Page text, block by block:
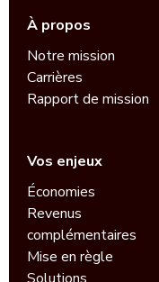
À propos
Notre mission
Carrières
Rapport de mission
Vos enjeux
Économies
Revenus
complémentaires
Mise en règle